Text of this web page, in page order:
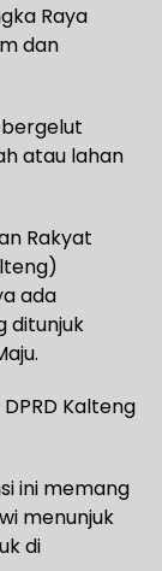
Raya
dan
atau lahan
Rakyat
ada
ditunjuk
Kalteng
ini memang
menunjuk
di